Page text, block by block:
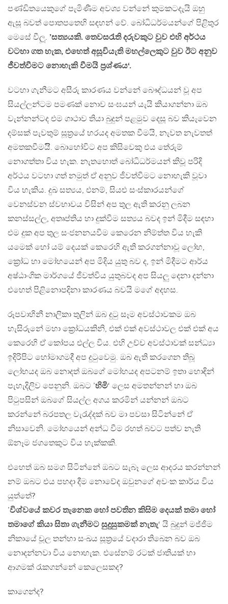
පණ්ඩිතයෙකුගේ පැමිණීම අවශ්‍ය වන්නේ කුමකටදැයි ඔහු
ඇසූ බවත් පොතපතෙහි සඳහන් වේ. බෝධිධර්මයන්ගේ පිළිතුර
මෙසේ වීලූ. ’සත්‍යයකි. තෙවසරැති දරුවකුට වුව එහි අර්ථය
වටහා ගත හැක, එහෙත් අසූවියැති මහල්ලෙකුට වුව ඊට අනුව
ජීවත්වීමට නොහැකි වීමයි ප‍්‍රශ්ණය‘.
වටහා ගැනීමට අසීරු කාරණය වන්නේ බෞද්ධයන් වූ අප
සියල්ලන්ටම පමණක් නොව සංඝයන් යැයි කියාගන්නා ඔබ
වැන්නන්ටද එම ගාථාව තියා බුදුන් පළමුව දෙසූ බව කියැවෙන
දම්සක් පැවතුම් සූත‍්‍රයේ හරයද අමතක වීමයි, නැවත නැවතත්
අමතකවීමයිි. බොහෝවිට අප කිසිවෙකු එය තේරුම්
නොගත්තා විය හැක. නැතහොත් බෝධිධර්මයන් කිවූ පරිදි
අර්ථය වටහා ගත් නමුත් ඒ අනුව ජීවත්වීමට නොහැකි වූවා
විය හැකිය. දුඛ සත්‍යය, එනම්, සියළු සංස්කාරයන්ගේ
වෙනස්වන ස්වභාවය විසින් අප තුල ඇති කරනු ලබන
කනස්සල්ල, අතෘප්තිය හා දුක්වීම සත්‍යය බවද ඉන් මිදීම සඳහා
එම දුක අප තුල සංජනනයවීම කෙරෙන නිම්ත්ත විය හැකි
යමෙක් හෝ යම් දෙයක් කෙරෙහි ඇති කරගන්නාවූ ලෝභ,
ක්‍රෝධ හා මෝහයෙන් අප මිදිය යුතු බව ද, ඉන් මිදීමට ආර්ය
අෂ්ඨාංගික මාර්ගයේ ජීවත්විය යුතුබවද අප සියලු දෙනා දන්නා
එහෙත් පිළිනොපදිනා කාරණය බවයි මගේ අදහස.
රූපවාහිනී නාලිකා තුලින් ඔබ දුටු සෑම අවස්ථාවකම ඔබ
හැසිරුනේ මහා ක්‍රෝධයකිනි, එක් එක් අවස්ථාවල එක් එක් අය
කෙරෙහි ඒ කෝපය එල්ල විය. එහි උච්ච අවස්ථාවක් සන්ධ්‍යා
ඉදිරිපිට හෝමාගමදී අප දුටුවෙමු. ඔබ ඇති කරගෙන තිබූ
ලෝභයද ඔබ නොදත් ඔබගේ මෝහයද අපටනම් ඉතා හොඳින්
පැහැදිලිව පෙනුනි. ඔබට ’හිමි‘ ලෙස අමතන්නන් හා ඔබ
පිටුපසින් ඔබගේ සියල්ල අගය කරමින් යන්නන් ඔබට
කරන්නේ බරපතල වැරැද්දක් බව මා පවසා සිටින්නේ ඒ
නිසාවෙනි. මෝහයෙන් අන්ධ වීම රහත් බවට පත්ව නැති
ඕනෑම ජගතෙකුට විය හැක්කකි.
එහෙත් ඔබ සමග සිටින්නේ ඔබට සැබෑ ලෙස ආදරය කරන්නන්
නම් ඔබට එය පහදා දීම නොවේද ඔවුනගේ අවංක කාර්ය විය
යුත්තේ?
’විශ්වයේ කවර තැනෙක හෝ පවතින කිසිම දෙයක් තමා හෝ
තමාගේ කියා සිතා ගැනීමට සුදුසුකමක් නැතැ‘ යි බුදුන් මජ්ජිම
නිකායේ චූල තන්හා සංඛය සූත‍්‍රයේ වදාරා තිබෙන බව ඔබ
නොදන්නවා විය නොහැක. එසේනම් රටක් ජාතියක් හා
ආගමක් රැකගන්නේ කෙලෙසකද?
කාගෙන්ද?